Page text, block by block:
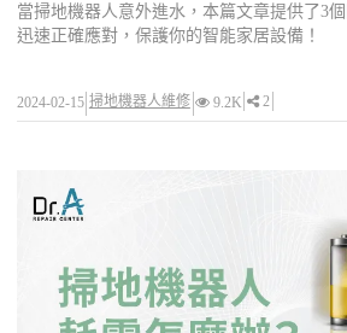
當掃地機器人意外進水，本篇文章提供了3
迅速正確應對，保護你的智能家居設備！
2024-02-15 掃地機器人維修 9.2K 2